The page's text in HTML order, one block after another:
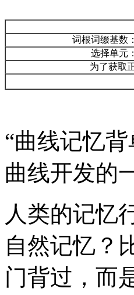
词根词缀基数：
选择单元：
为了获取
“曲线记忆
曲线开发的
人类的记忆
自然记忆？
门背过，而